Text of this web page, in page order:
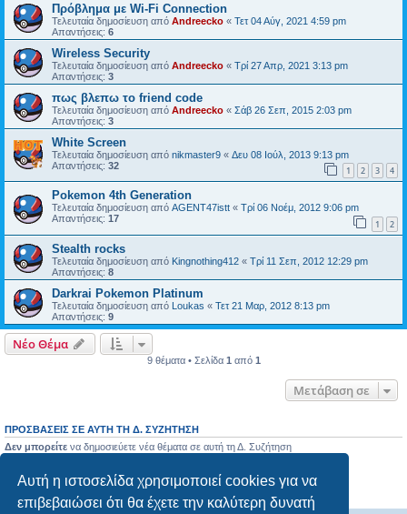
Αυτή η ιστοσελίδα χρησιμοποιεί cookies για να
επιβεβαιώσει ότι θα έχετε την καλύτερη δυνατή
Πρόβλημα με Wi-Fi Connection
Τελευταία δημοσίευση από Andreecko « Τετ 04 Αύγ, 2021 4:59 pm
Απαντήσεις: 6
Wireless Security
Τελευταία δημοσίευση από Andreecko « Τρί 27 Απρ, 2021 3:13 pm
Απαντήσεις: 3
πως βλεπω το friend code
Τελευταία δημοσίευση από Andreecko « Σάβ 26 Σεπ, 2015 2:03 pm
Απαντήσεις: 3
White Screen
Τελευταία δημοσίευση από nikmaster9 « Δευ 08 Ιούλ, 2013 9:13 pm
Απαντήσεις: 32 1 2 3 4
Pokemon 4th Generation
Τελευταία δημοσίευση από AGENT47istt « Τρί 06 Νοέμ, 2012 9:06 pm
Απαντήσεις: 17 1 2
Stealth rocks
Τελευταία δημοσίευση από Kingnothing412 « Τρί 11 Σεπ, 2012 12:29 pm
Απαντήσεις: 8
Darkrai Pokemon Platinum
Τελευταία δημοσίευση από Loukas « Τετ 21 Μαρ, 2012 8:13 pm
Απαντήσεις: 9
Νέο Θέμα
9 θέματα • Σελίδα 1 από 1
Μετάβαση σε
ΠΡΟΣΒΆΣΕΙΣ ΣΕ ΑΥΤΉ ΤΗ Δ. ΣΥΖΉΤΗΣΗ
Δεν μπορείτε να δημοσιεύετε νέα θέματα σε αυτή τη Δ. Συζήτηση
Δεν μπορείτε
να επεξεργάζεστε τις δημοσιεύσεις σας σε αυτή τη Δ. Συζήτηση
Δεν μπορείτενα διαγράφετε τις δημοσιεύσεις σας σε αυτή τη Δ. Συζήτηση
Δεν μπορείτενα επισυνάπτετε αρχεία σε αυτή τη Δ. Συζήτηση